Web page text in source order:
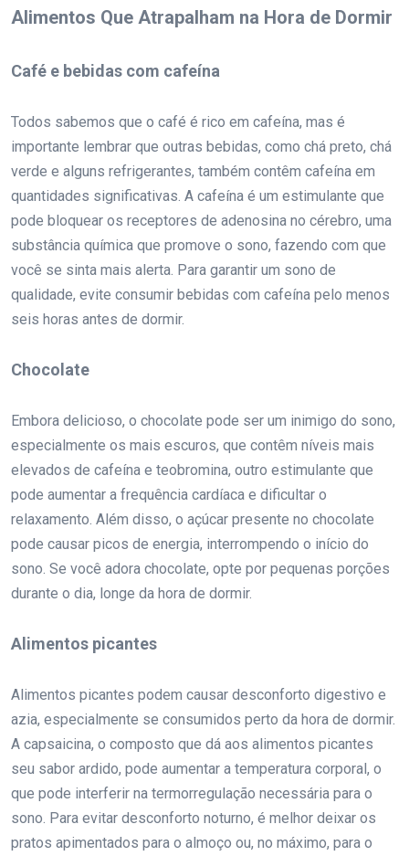
Alimentos Que Atrapalham na Hora de Dormir
Café e bebidas com cafeína
Todos sabemos que o café é rico em cafeína, mas é
importante lembrar que outras bebidas, como chá preto, chá
verde e alguns refrigerantes, também contêm cafeína em
quantidades significativas. A cafeína é um estimulante que
pode bloquear os receptores de adenosina no cérebro, uma
substância química que promove o sono, fazendo com que
você se sinta mais alerta. Para garantir um sono de
qualidade, evite consumir bebidas com cafeína pelo menos
seis horas antes de dormir.
Chocolate
Embora delicioso, o chocolate pode ser um inimigo do sono,
especialmente os mais escuros, que contêm níveis mais
elevados de cafeína e teobromina, outro estimulante que
pode aumentar a frequência cardíaca e dificultar o
relaxamento. Além disso, o açúcar presente no chocolate
pode causar picos de energia, interrompendo o início do
sono. Se você adora chocolate, opte por pequenas porções
durante o dia, longe da hora de dormir.
Alimentos picantes
Alimentos picantes podem causar desconforto digestivo e
azia, especialmente se consumidos perto da hora de dormir.
A capsaicina, o composto que dá aos alimentos picantes
seu sabor ardido, pode aumentar a temperatura corporal, o
que pode interferir na termorregulação necessária para o
sono. Para evitar desconforto noturno, é melhor deixar os
pratos apimentados para o almoço ou, no máximo, para o